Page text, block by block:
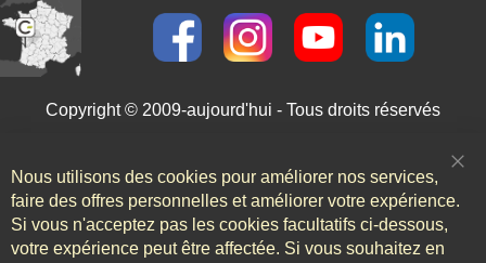
Copyright © 2009-aujourd'hui - Tous droits réservés
Nous utilisons des cookies pour améliorer nos services,
faire des offres personnelles et améliorer votre expérience.
Si vous n'acceptez pas les cookies facultatifs ci-dessous,
votre expérience peut être affectée. Si vous souhaitez en